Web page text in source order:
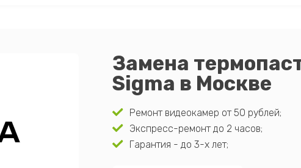
Замена
Sigma в Москве
Ремонт видеокамер от 50 рублей;
Экспресс-ремонт до 2 часов;
Гарантия - до 3-х лет;